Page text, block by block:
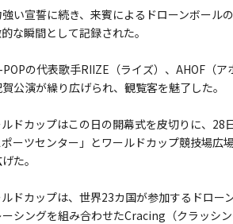
い宣誓に続き、来賓によるドローンボー
な瞬間として記録された。
の代表歌手RIIZE（ライズ）、AHOF（
公演が繰り広げられ、観覧客を魅了した。
ドカップはこの日の開幕式を皮切りに、
ポーツセンター」とワールドカップ競技場
た。
ドカップは、世界23カ国が参加するドロ
シングを組み合わせたCracing（クラッシ